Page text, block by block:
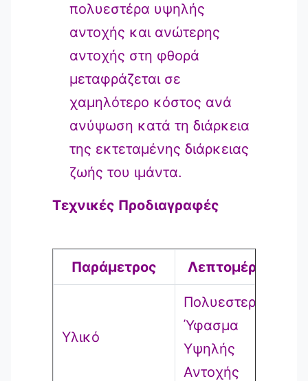
πολυεστέρα υψηλής
αντοχής και ανώτερης
αντοχής στη φθορά
μεταφράζεται σε
χαμηλότερο κόστος ανά
ανύψωση κατά τη διάρκεια
της εκτεταμένης διάρκειας
ζωής του ιμάντα.
Τεχνικές Προδιαγραφές
Παράμετρος Λεπτομέρειες
Υλικό
Πολυεστερικό
Ύφασμα
Υψηλής
Αντοχής